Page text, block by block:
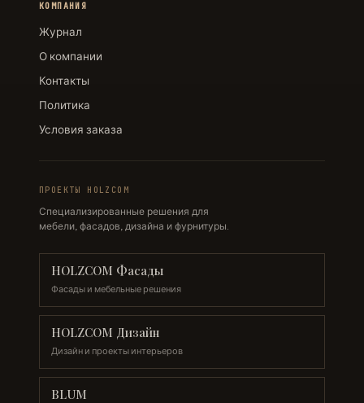
КОМПАНИЯ
Журнал
О компании
Контакты
Политика
Условия заказа
ПРОЕКТЫ HOLZCOM
Специализированные решения для
мебели, фасадов, дизайна и фурнитуры.
HOLZCOM Фасады
Фасады и мебельные решения
HOLZCOM Дизайн
Дизайн и проекты интерьеров
BLUM